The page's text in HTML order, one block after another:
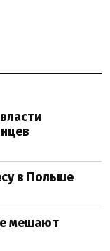
в Польше
мешают